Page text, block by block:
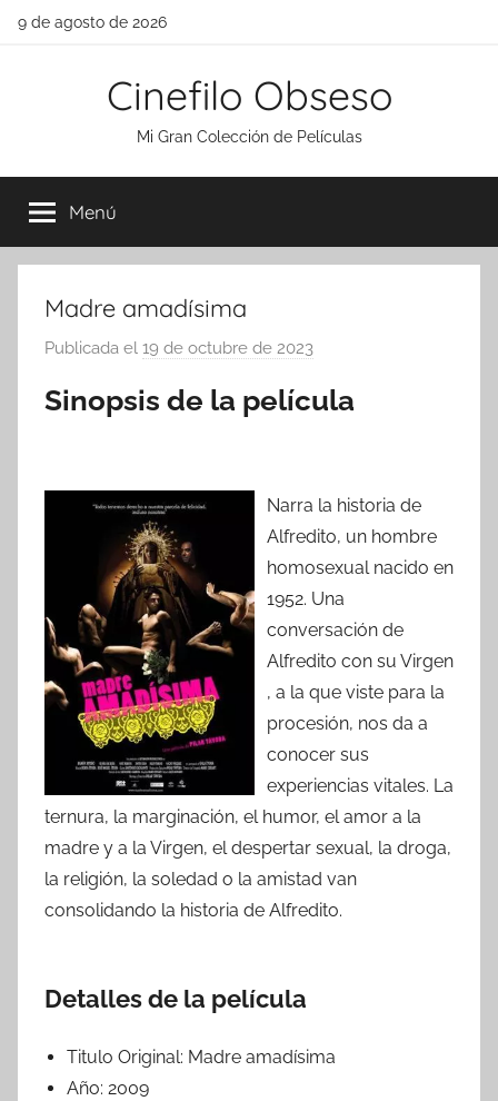
Saltar
9 de agosto de 2026
Cinefilo Obseso
Mi Gran Colección de Películas
Menú
Madre amadísima
Publicada el 19 de octubre de 2023
r
Sinopsis de la película
Narra la historia de
Alfredito, un hombre
homosexual nacido en
1952. Una
conversación de
Alfredito con su Virgen
, a la que viste para la
procesión, nos da a
conocer sus
experiencias vitales. La
ternura, la marginación, el humor, el amor a la
madre y a la Virgen, el despertar sexual, la droga,
la religión, la soledad o la amistad van
consolidando la historia de Alfredito.
Detalles de la película
Titulo Original: Madre amadísima
Año: 2009